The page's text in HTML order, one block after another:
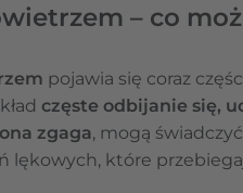
– co
pojawia się coraz
częste odbijanie się,
zgaga, mogą
lękowych, które